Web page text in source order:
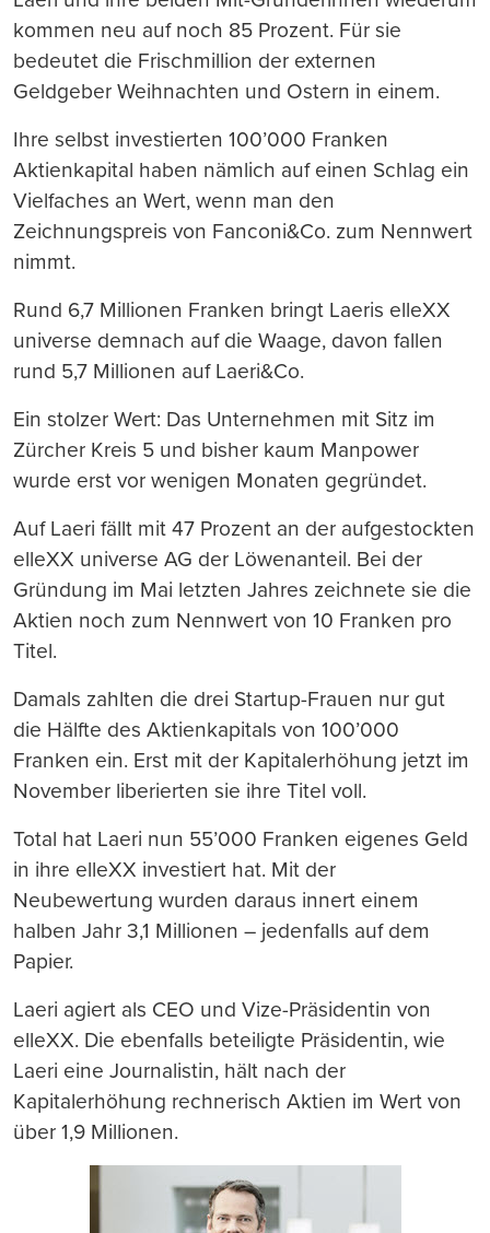
kommen neu auf noch 85 Prozent. Für sie
bedeutet die Frischmillion der externen
Geldgeber Weihnachten und Ostern in einem.
Ihre selbst investierten 100’000 Franken
Aktienkapital haben nämlich auf einen Schlag ein
Vielfaches an Wert, wenn man den
Zeichnungspreis von Fanconi&Co. zum Nennwert
nimmt.
Rund 6,7 Millionen Franken bringt Laeris elleXX
universe demnach auf die Waage, davon fallen
rund 5,7 Millionen auf Laeri&Co.
Ein stolzer Wert: Das Unternehmen mit Sitz im
Zürcher Kreis 5 und bisher kaum Manpower
wurde erst vor wenigen Monaten gegründet.
Auf Laeri fällt mit 47 Prozent an der aufgestockten
elleXX universe AG der Löwenanteil. Bei der
Gründung im Mai letzten Jahres zeichnete sie die
Aktien noch zum Nennwert von 10 Franken pro
Titel.
Damals zahlten die drei Startup-Frauen nur gut
die Hälfte des Aktienkapitals von 100’000
Franken ein. Erst mit der Kapitalerhöhung jetzt im
November liberierten sie ihre Titel voll.
Total hat Laeri nun 55’000 Franken eigenes Geld
in ihre elleXX investiert hat. Mit der
Neubewertung wurden daraus innert einem
halben Jahr 3,1 Millionen – jedenfalls auf dem
Papier.
Laeri agiert als CEO und Vize-Präsidentin von
elleXX. Die ebenfalls beteiligte Präsidentin, wie
Laeri eine Journalistin, hält nach der
Kapitalerhöhung rechnerisch Aktien im Wert von
über 1,9 Millionen.